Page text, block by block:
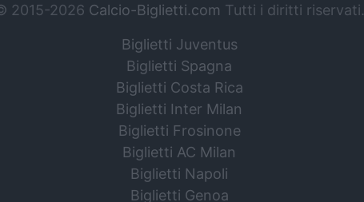
2015-2026 Calcio-Biglietti.com Tutti i diritti riservati.
Biglietti Juventus
Biglietti Spagna
Biglietti Costa Rica
Biglietti Inter Milan
Biglietti Frosinone
Biglietti AC Milan
Biglietti Napoli
Biglietti Genoa